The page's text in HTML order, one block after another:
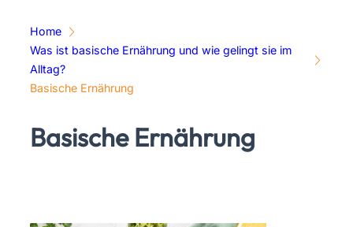
Home
Was ist basische Ernährung und wie gelingt sie im
Alltag?
Basische Ernährung
Basische Ernährung